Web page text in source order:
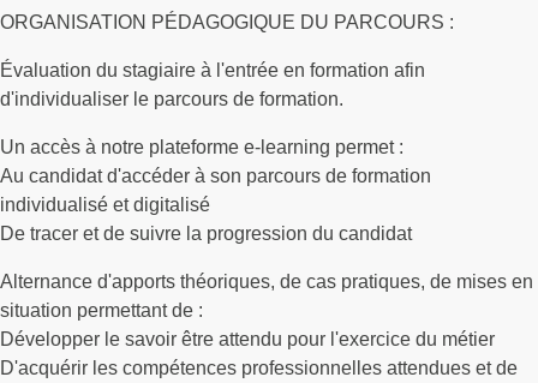
ORGANISATION PÉDAGOGIQUE DU PARCOURS :
Évaluation du stagiaire à l'entrée en formation afin
d'individualiser le parcours de formation.
Un accès à notre plateforme e-learning permet :
Au candidat d'accéder à son parcours de formation
individualisé et digitalisé
De tracer et de suivre la progression du candidat
Alternance d'apports théoriques, de cas pratiques, de mises en
situation permettant de :
Développer le savoir être attendu pour l'exercice du métier
D'acquérir les compétences professionnelles attendues et de